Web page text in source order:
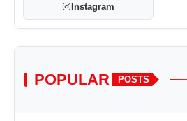
Instagram
POPULAR POSTS